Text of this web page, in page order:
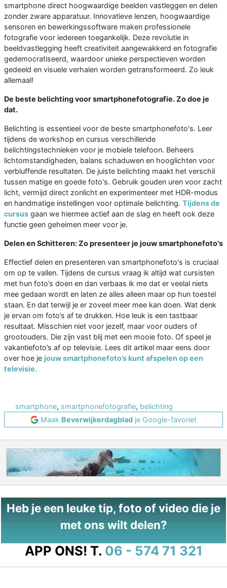
smartphone direct hoogwaardige beelden vastleggen en delen
zonder zware apparatuur. Innovatieve lenzen, hoogwaardige
sensoren en bewerkingssoftware maken professionele
fotografie voor iedereen toegankelijk. Deze revolutie in
beeldvastlegging heeft creativiteit aangewakkerd en fotografie
gedemocratiseerd, waardoor unieke perspectieven worden
gedeeld en visuele verhalen worden getransformeerd. Zo leuk
allemaal!
De beste belichting voor smartphonefotografie. Zo doe je
dat.
Belichting is essentieel voor de beste smartphonefoto's. Leer
tijdens de workshop en cursus verschillende
belichtingstechnieken voor je mobiele telefoon. Beheers
lichtomstandigheden, balans schaduwen en hooglichten voor
verbluffende resultaten. De juiste belichting maakt het verschil
tussen matige en goede foto's. Gebruik gouden uren voor zacht
licht, vermijd direct zonlicht en experimenteer met HDR-modus
en handmatige instellingen voor optimale belichting. Tijdens de
cursus gaan we hiermee actief aan de slag en heeft ook deze
functie geen geheimen meer voor je.
Delen en Schitteren: Zo presenteer je jouw smartphonefoto's
Effectief delen en presenteren van smartphonefoto's is cruciaal
om op te vallen. Tijdens de cursus vraag ik altijd wat cursisten
met hun foto’s doen en dan verbaas ik me dat er veelal niets
mee gedaan wordt en laten ze alles alleen maar op hun toestel
staan. En dat terwijl je er zoveel meer mee kan doen. Wat denk
je ervan om foto’s af te drukken. Hoe leuk is een tastbaar
resultaat. Misschien niet voor jezelf, maar voor ouders of
grootouders. Die zijn vast blij met een mooie foto. Of speel je
vakantiefoto’s af op televisie. Lees dit artikel maar eens door
over hoe je jouw smartphonefoto’s kunt afspelen op een
televisie.
smartphone, smartphonefotografie, belichting
Maak Beverwijkerdagblad je Google-favoriet
Heb je een leuke tip, foto of video die je
met ons wilt delen?
APP ONS! T. 06 - 574 71 321